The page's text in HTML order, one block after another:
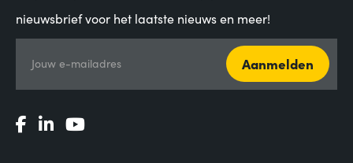
nieuwsbrief voor het laatste nieuws en meer!
Jouw e-mailadres Aanmelden